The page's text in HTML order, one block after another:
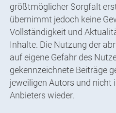
größtmöglicher Sorgfalt
übernimmt jedoch keine
Vollständigkeit und
Inhalte. Die Nutzung der
auf eigene Gefahr des
gekennzeichnete Beiträge
jeweiligen Autors und nicht
Anbieters wieder.